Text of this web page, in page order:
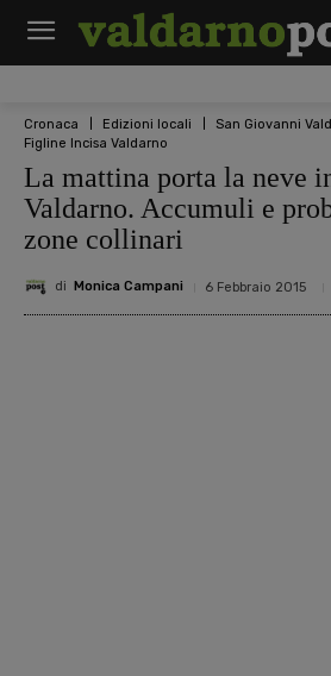
Cronaca Edizioni locali San Giovanni
Figline Incisa Valdarno
La mattina porta la neve
Valdarno. Accumuli e
zone collinari
di Monica Campani 6 Febbraio 2015